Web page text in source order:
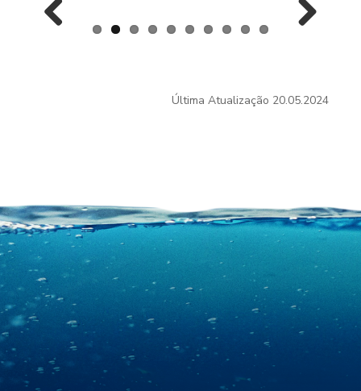
Última Atualização 20.05.2024